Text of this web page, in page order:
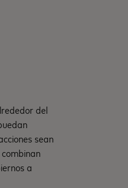
del
sean
a